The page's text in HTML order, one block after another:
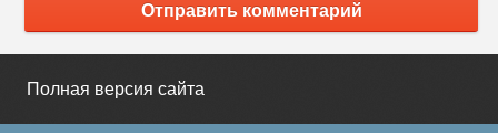
Отправить комментарий
Полная версия сайта